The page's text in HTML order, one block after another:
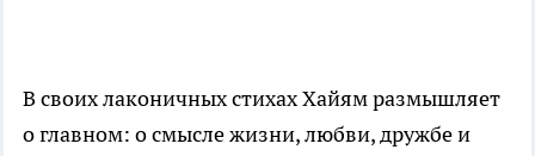
В своих лаконичных стихах Хайям размышляет
о главном: о смысле жизни, любви, дружбе и